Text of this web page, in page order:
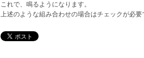
これで、鳴るようになります。
上述のような組み合わせの場合はチェックが必要